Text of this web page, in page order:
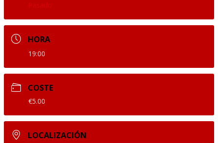
Pasado
HORA
19:00
COSTE
€5.00
LOCALIZACIÓN